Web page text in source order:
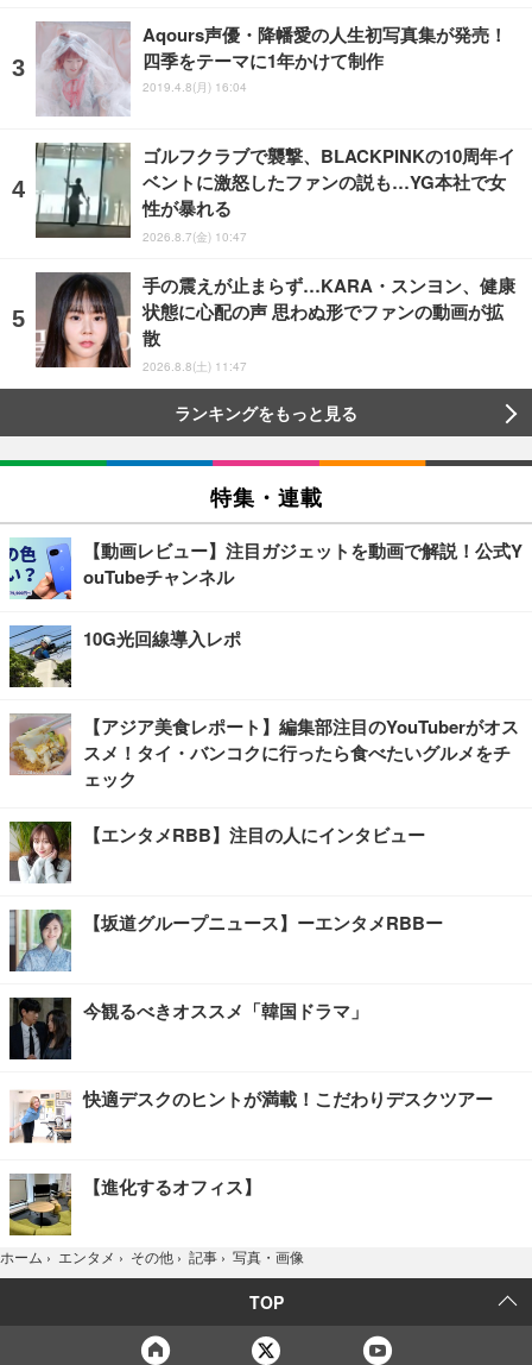
Aqours声優・降幡愛の人生初写真集が発売！
四季をテーマに1年かけて制作
2019.4.8(月) 16:04
ゴルフクラブで襲撃、BLACKPINKの10周年イ
ベントに激怒したファンの説も…YG本社で女
性が暴れる
2026.8.7(金) 10:47
手の震えが止まらず…KARA・スンヨン、健康
状態に心配の声 思わぬ形でファンの動画が拡
散
2026.8.8(土) 11:47
ランキングをもっと見る
特集・連載
【動画レビュー】注目ガジェットを動画で解説！公式Y
ouTubeチャンネル
10G光回線導入レポ
【アジア美食レポート】編集部注目のYouTuberがオス
スメ！タイ・バンコクに行ったら食べたいグルメをチ
ェック
【エンタメRBB】注目の人にインタビュー
【坂道グループニュース】ーエンタメRBBー
今観るべきオススメ「韓国ドラマ」
快適デスクのヒントが満載！こだわりデスクツアー
【進化するオフィス】
ホーム › エンタメ › その他 › 記事 › 写真・画像
TOP